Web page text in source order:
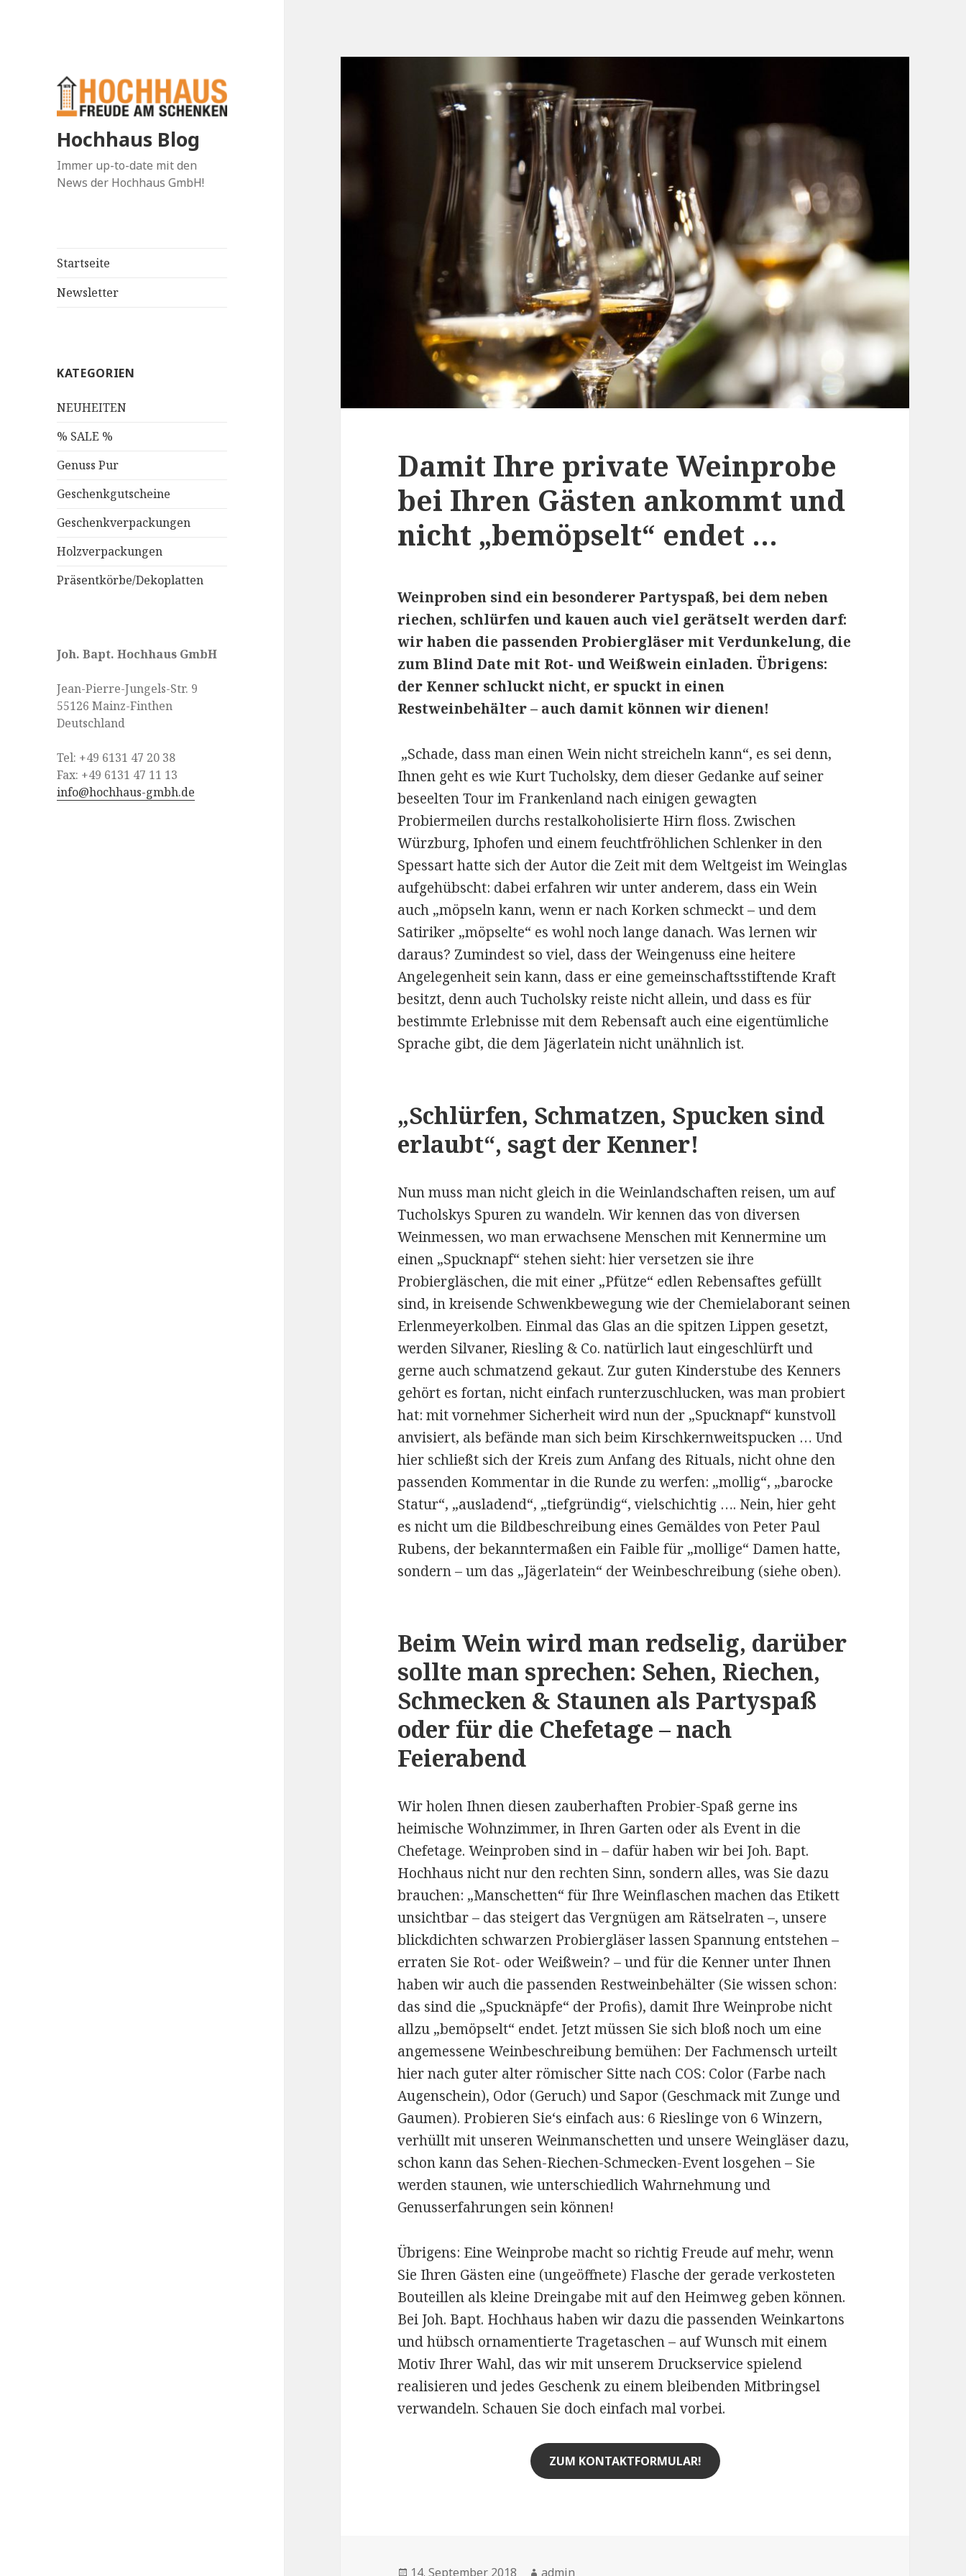
Hochhaus Blog
Immer up-to-date mit den
News der Hochhaus GmbH!
Startseite
Newsletter
KATEGORIEN
NEUHEITEN
% SALE %
Genuss Pur
Geschenkgutscheine
Geschenkverpackungen
Holzverpackungen
Präsentkörbe/Dekoplatten
Joh. Bapt. Hochhaus GmbH
Jean-Pierre-Jungels-Str. 9
55126 Mainz-Finthen
Deutschland
Tel: +49 6131 47 20 38
Fax: +49 6131 47 11 13
info@hochhaus-gmbh.de
Damit Ihre private Weinprobe
bei Ihren Gästen ankommt und
nicht „bemöpselt“ endet …
Weinproben sind ein besonderer Partyspaß, bei dem neben
riechen, schlürfen und kauen auch viel gerätselt werden darf:
wir haben die passenden Probiergläser mit Verdunkelung, die
zum Blind Date mit Rot- und Weißwein einladen. Übrigens:
der Kenner schluckt nicht, er spuckt in einen
Restweinbehälter – auch damit können wir dienen!
„Schade, dass man einen Wein nicht streicheln kann“, es sei denn,
Ihnen geht es wie Kurt Tucholsky, dem dieser Gedanke auf seiner
beseelten Tour im Frankenland nach einigen gewagten
Probiermeilen durchs restalkoholisierte Hirn floss. Zwischen
Würzburg, Iphofen und einem feuchtfröhlichen Schlenker in den
Spessart hatte sich der Autor die Zeit mit dem Weltgeist im Weinglas
aufgehübscht: dabei erfahren wir unter anderem, dass ein Wein
auch „möpseln kann, wenn er nach Korken schmeckt – und dem
Satiriker „möpselte“ es wohl noch lange danach. Was lernen wir
daraus? Zumindest so viel, dass der Weingenuss eine heitere
Angelegenheit sein kann, dass er eine gemeinschaftsstiftende Kraft
besitzt, denn auch Tucholsky reiste nicht allein, und dass es für
bestimmte Erlebnisse mit dem Rebensaft auch eine eigentümliche
Sprache gibt, die dem Jägerlatein nicht unähnlich ist.
„Schlürfen, Schmatzen, Spucken sind
erlaubt“, sagt der Kenner!
Nun muss man nicht gleich in die Weinlandschaften reisen, um auf
Tucholskys Spuren zu wandeln. Wir kennen das von diversen
Weinmessen, wo man erwachsene Menschen mit Kennermine um
einen „Spucknapf“ stehen sieht: hier versetzen sie ihre
Probiergläschen, die mit einer „Pfütze“ edlen Rebensaftes gefüllt
sind, in kreisende Schwenkbewegung wie der Chemielaborant seinen
Erlenmeyerkolben. Einmal das Glas an die spitzen Lippen gesetzt,
werden Silvaner, Riesling & Co. natürlich laut eingeschlürft und
gerne auch schmatzend gekaut. Zur guten Kinderstube des Kenners
gehört es fortan, nicht einfach runterzuschlucken, was man probiert
hat: mit vornehmer Sicherheit wird nun der „Spucknapf“ kunstvoll
anvisiert, als befände man sich beim Kirschkernweitspucken … Und
hier schließt sich der Kreis zum Anfang des Rituals, nicht ohne den
passenden Kommentar in die Runde zu werfen: „mollig“, „barocke
Statur“, „ausladend“, „tiefgründig“, vielschichtig …. Nein, hier geht
es nicht um die Bildbeschreibung eines Gemäldes von Peter Paul
Rubens, der bekanntermaßen ein Faible für „mollige“ Damen hatte,
sondern – um das „Jägerlatein“ der Weinbeschreibung (siehe oben).
Beim Wein wird man redselig, darüber
sollte man sprechen: Sehen, Riechen,
Schmecken & Staunen als Partyspaß
oder für die Chefetage – nach
Feierabend
Wir holen Ihnen diesen zauberhaften Probier-Spaß gerne ins
heimische Wohnzimmer, in Ihren Garten oder als Event in die
Chefetage. Weinproben sind in – dafür haben wir bei Joh. Bapt.
Hochhaus nicht nur den rechten Sinn, sondern alles, was Sie dazu
brauchen: „Manschetten“ für Ihre Weinflaschen machen das Etikett
unsichtbar – das steigert das Vergnügen am Rätselraten –, unsere
blickdichten schwarzen Probiergläser lassen Spannung entstehen –
erraten Sie Rot- oder Weißwein? – und für die Kenner unter Ihnen
haben wir auch die passenden Restweinbehälter (Sie wissen schon:
das sind die „Spucknäpfe“ der Profis), damit Ihre Weinprobe nicht
allzu „bemöpselt“ endet. Jetzt müssen Sie sich bloß noch um eine
angemessene Weinbeschreibung bemühen: Der Fachmensch urteilt
hier nach guter alter römischer Sitte nach COS: Color (Farbe nach
Augenschein), Odor (Geruch) und Sapor (Geschmack mit Zunge und
Gaumen). Probieren Sie‘s einfach aus: 6 Rieslinge von 6 Winzern,
verhüllt mit unseren Weinmanschetten und unsere Weingläser dazu,
schon kann das Sehen-Riechen-Schmecken-Event losgehen – Sie
werden staunen, wie unterschiedlich Wahrnehmung und
Genusserfahrungen sein können!
Übrigens: Eine Weinprobe macht so richtig Freude auf mehr, wenn
Sie Ihren Gästen eine (ungeöffnete) Flasche der gerade verkosteten
Bouteillen als kleine Dreingabe mit auf den Heimweg geben können.
Bei Joh. Bapt. Hochhaus haben wir dazu die passenden Weinkartons
und hübsch ornamentierte Tragetaschen – auf Wunsch mit einem
Motiv Ihrer Wahl, das wir mit unserem Druckservice spielend
realisieren und jedes Geschenk zu einem bleibenden Mitbringsel
verwandeln. Schauen Sie doch einfach mal vorbei.
ZUM KONTAKTFORMULAR!
Veröffentlicht
14. September 2018 Autor
admin